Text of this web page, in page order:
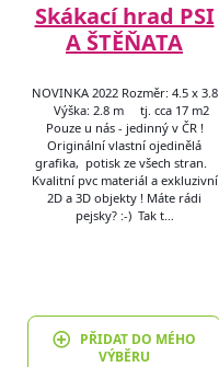
Skákací hrad PSI
A ŠTĚŇATA
NOVINKA 2022 Rozměr: 4.5 x 3.8
Výška: 2.8 m tj. cca 17 m2
Pouze u nás - jedinný v ČR !
Originální vlastní ojedinělá
grafika, potisk ze všech stran.
Kvalitní pvc materiál a exkluzivní
2D a 3D objekty ! Máte rádi
pejsky? :-) Tak t…
PŘIDAT DO MÉHO
VÝBĚRU